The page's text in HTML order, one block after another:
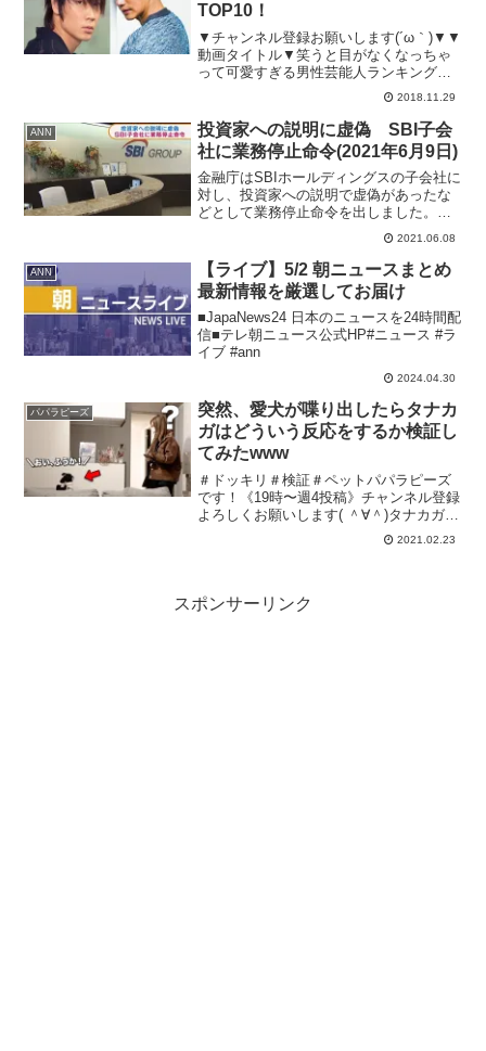
TOP10！
▼チャンネル登録お願いします(´ω｀)▼▼
動画タイトル▼笑うと目がなくなっちゃ
って可愛すぎる男性芸能人ランキング
TOP10！▼オススメ動画はこちら
♪▼☆【衝撃】え！？あの歌手も！？A●
女優に転身した芸能人まとめ！☆ヤバイ
事をして干された芸能...
2018.11.29
ANN
投資家への説明に虚偽 SBI子会
社に業務停止命令(2021年6月9日)
金融庁はSBIホールディングスの子会社に
対し、投資家への説明で虚偽があったな
どとして業務停止命令を出しました。
処分を受けたのはSBIソーシャルレンディ
ングです。 インターネット経由で投資
家から集めた資金を太陽光発電などの事
業に融資し、利益...
2021.06.08
ANN
【ライブ】5/2 朝ニュースまとめ
最新情報を厳選してお届け
■JapaNews24 日本のニュースを24時間配
信■テレ朝ニュース公式HP#ニュース #ラ
イブ #ann
2024.04.30
パパラピーズ
突然、愛犬が喋り出したらタナカ
ガはどういう反応をするか検証し
てみたwww
＃ドッキリ＃検証＃ペットパパラピーズ
です！《19時〜週4投稿》チャンネル登録
よろしくお願いします( ＾∀＾)タナカガブ
ランドGAB GAB じんじんブランド
JINCL グッズはこちらからサブチャンネ
2021.02.23
スポンサーリンク